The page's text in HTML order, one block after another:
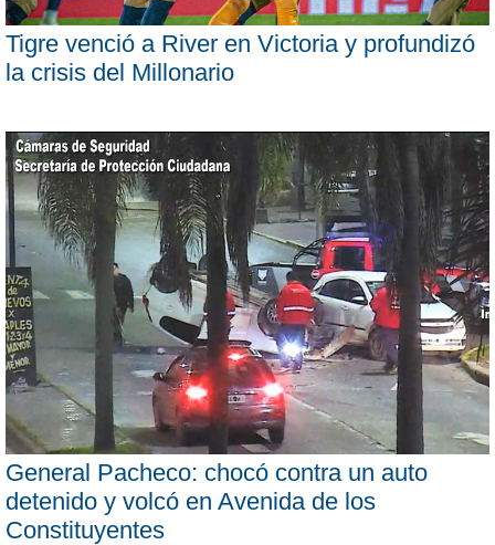
Tigre venció a River en Victoria y profundizó
la crisis del Millonario
General Pacheco: chocó contra un auto
detenido y volcó en Avenida de los
Constituyentes